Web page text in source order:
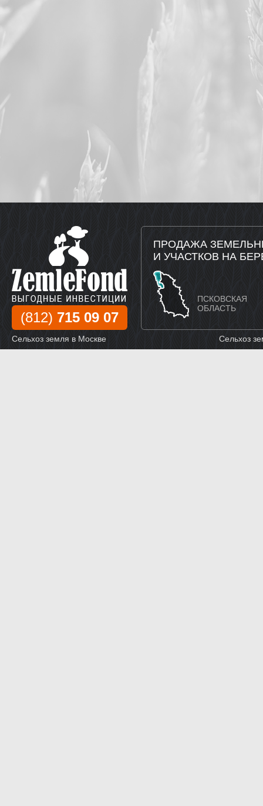
(812) 715 09 07
ПРОДАЖА
И УЧАСТКОВ НА
ПСКОВСКАЯ
ОБЛАСТЬ
Сельхоз земля в Москве Сельхоз